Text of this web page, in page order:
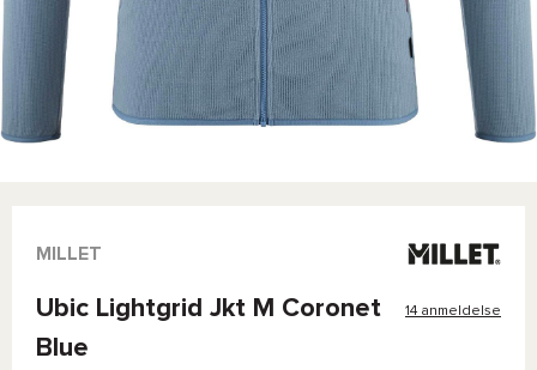
MILLET
Ubic Lightgrid Jkt M Coronet
Blue
14 anmeldelse